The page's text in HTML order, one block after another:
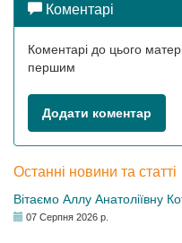
Коментарі
Коментарі до цього
першим
Додати коментар
Останні новини та статті
Вітаємо Аллу Анатоліївну
07 Серпня 2026 р.